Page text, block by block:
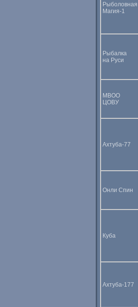
Рыболовная
Магия-1
Рыбалка
на Руси
МВОО
ЦОВУ
Ахтуба-77
Онли Спин
Куба
Ахтуба-177